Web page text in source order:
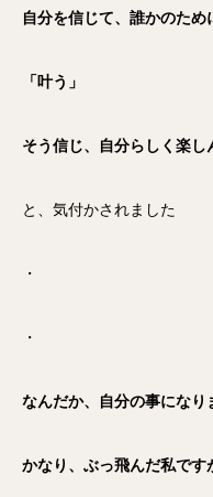
自分を信じて、誰かのため
「叶う」
そう信じ、自分らしく楽し
と、気付かされました
・
・
なんだか、自分の事になり
かなり、ぶっ飛んだ私です